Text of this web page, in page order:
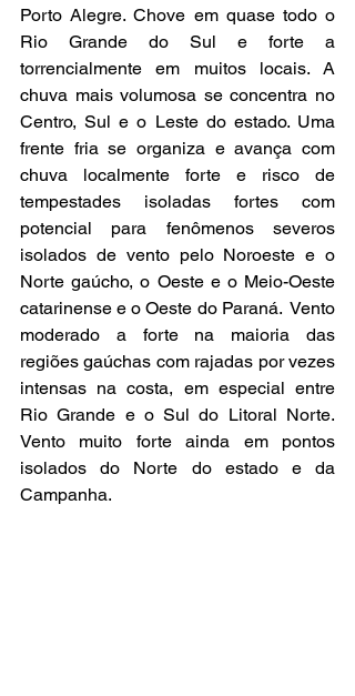
Porto Alegre. Chove em quase todo o
Rio Grande do Sul e forte a
torrencialmente em muitos locais. A
chuva mais volumosa se concentra no
Centro, Sul e o Leste do estado. Uma
frente fria se organiza e avança com
chuva localmente forte e risco de
tempestades isoladas fortes com
potencial para fenômenos severos
isolados de vento pelo Noroeste e o
Norte gaúcho, o Oeste e o Meio-Oeste
catarinense e o Oeste do Paraná.  Vento
moderado a forte na maioria das
regiões gaúchas com rajadas por vezes
intensas na costa, em especial entre
Rio Grande e o Sul do Litoral Norte.
Vento muito forte ainda em pontos
isolados do Norte do estado e da
Campanha.